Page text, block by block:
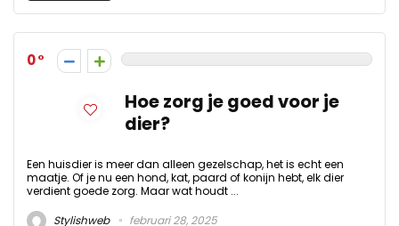
0
Hoe zorg je goed voor je
dier?
Een huisdier is meer dan alleen gezelschap, het is echt een
maatje. Of je nu een hond, kat, paard of konijn hebt, elk dier
verdient goede zorg. Maar wat houdt ...
Stylishweb
februari 28, 2025